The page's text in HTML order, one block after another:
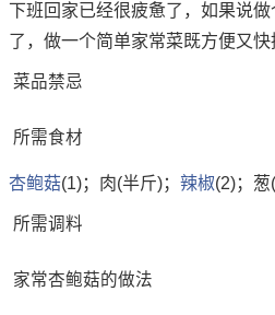
下班回家已经很疲惫了，如果说
了，做一个简单家常菜既方便又
菜品禁忌
所需食材
杏鲍菇(1)；肉(半斤)； 辣椒(2)；葱
所需调料
家常杏鲍菇的做法